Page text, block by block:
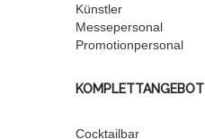
Künstler
Messepersonal
Promotionpersonal
KOMPLETTANGEBOT
Cocktailbar